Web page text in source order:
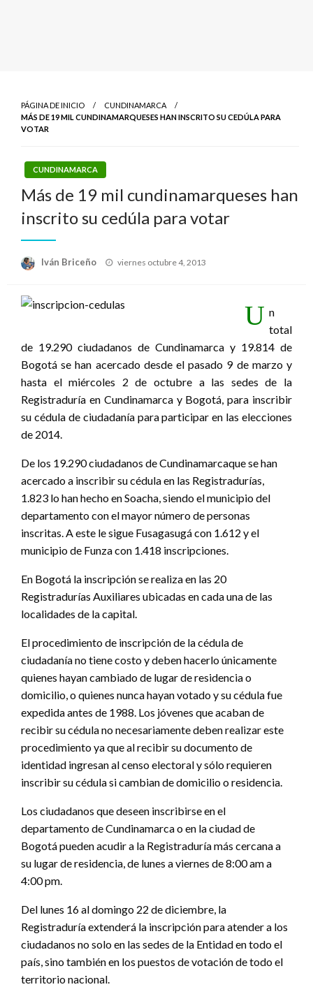
PÁGINA DE INICIO
CUNDINAMARCA
MÁS DE 19 MIL CUNDINAMARQUESES HAN INSCRITO SU CEDÚLA PARA
VOTAR
CUNDINAMARCA
Más de 19 mil cundinamarqueses han
inscrito su cedúla para votar
Iván Briceño
Publicado
viernes octubre 4, 2013
U n
total
de 19.290 ciudadanos de Cundinamarca y 19.814 de
Bogotá se han acercado desde el pasado 9 de marzo y
hasta el miércoles 2 de octubre a las sedes de la
Registraduría en Cundinamarca y Bogotá, para inscribir
su cédula de ciudadanía para participar en las elecciones
de 2014.
De los 19.290 ciudadanos de Cundinamarcaque se han
acercado a inscribir su cédula en las Registradurías,
1.823 lo han hecho en Soacha, siendo el municipio del
departamento con el mayor número de personas
inscritas. A este le sigue Fusagasugá con 1.612 y el
municipio de Funza con 1.418 inscripciones.
En Bogotá la inscripción se realiza en las 20
Registradurías Auxiliares ubicadas en cada una de las
localidades de la capital.
El procedimiento de inscripción de la cédula de
ciudadanía no tiene costo y deben hacerlo únicamente
quienes hayan cambiado de lugar de residencia o
domicilio, o quienes nunca hayan votado y su cédula fue
expedida antes de 1988. Los jóvenes que acaban de
recibir su cédula no necesariamente deben realizar este
procedimiento ya que al recibir su documento de
identidad ingresan al censo electoral y sólo requieren
inscribir su cédula si cambian de domicilio o residencia.
Los ciudadanos que deseen inscribirse en el
departamento de Cundinamarca o en la ciudad de
Bogotá pueden acudir a la Registraduría más cercana a
su lugar de residencia, de lunes a viernes de 8:00 am a
4:00 pm.
Del lunes 16 al domingo 22 de diciembre, la
Registraduría extenderá la inscripción para atender a los
ciudadanos no solo en las sedes de la Entidad en todo el
país, sino también en los puestos de votación de todo el
territorio nacional.